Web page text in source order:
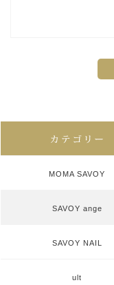
MOMA SAVOY
SAVOY ange
SAVOY NAIL
ult